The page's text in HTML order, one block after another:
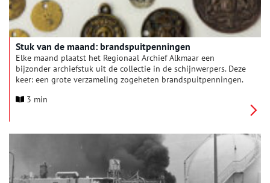
Stuk van de maand: brandspuitpenningen
Elke maand plaatst het Regionaal Archief Alkmaar een
bijzonder archiefstuk uit de collectie in de schijnwerpers. Deze
keer: een grote verzameling zogeheten brandspuitpenningen.
bewaard met daarin meer dan 130 penningen. Het zijn metalen
brandspuitpenningen genoemd – kregen brandweermannen
toegang tot een plek waar brand was én konden ze bewijzen
dat ze waren komen opdagen om te blussen.
Brandspuitpenningen waren vanaf de late zeventiende eeuw
tot in de twintigste eeuw in gebruik.
3 min